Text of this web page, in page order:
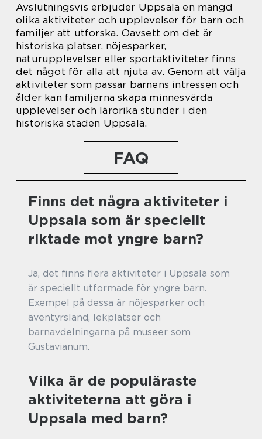
Avslutningsvis erbjuder Uppsala en mängd
olika aktiviteter och upplevelser för barn och
familjer att utforska. Oavsett om det är
historiska platser, nöjesparker,
naturupplevelser eller sportaktiviteter finns
det något för alla att njuta av. Genom att välja
aktiviteter som passar barnens intressen och
ålder kan familjerna skapa minnesvärda
upplevelser och lärorika stunder i den
historiska staden Uppsala.
FAQ
Finns det några aktiviteter i
Uppsala som är speciellt
riktade mot yngre barn?
Ja, det finns flera aktiviteter i Uppsala som
är speciellt utformade för yngre barn.
Exempel på dessa är nöjesparker och
äventyrsland, lekplatser och
barnavdelningarna på museer som
Gustavianum.
Vilka är de populäraste
aktiviteterna att göra i
Uppsala med barn?